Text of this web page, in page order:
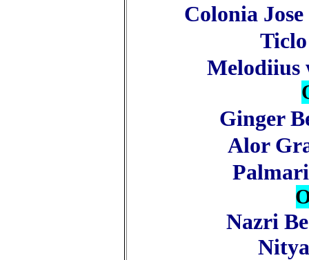
Colonia
Melodiius
Ginger
Alor
Nazri